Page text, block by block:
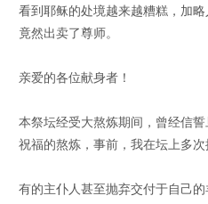
看到耶稣的处境越来越糟糕，加
竟然出卖了尊师。
亲爱的各位献身者！
本祭坛经受大熬炼期间，曾经信
祝福的熬炼，事前，我在坛上多
有的主仆人甚至抛弃交付于自己